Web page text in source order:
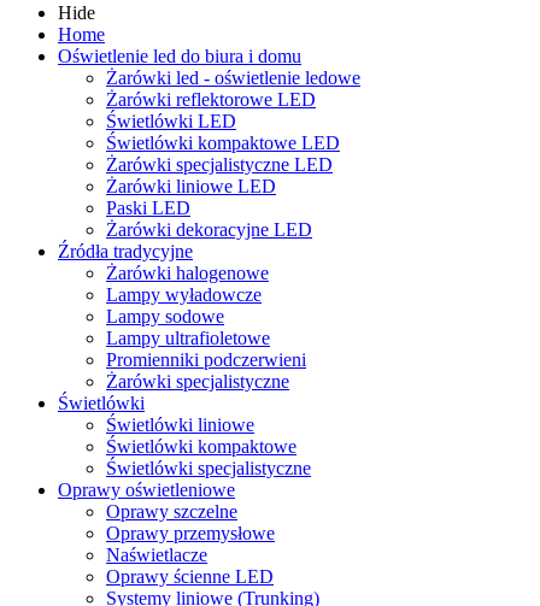
Hide
Home
Oświetlenie led do biura i domu
Żarówki led - oświetlenie ledowe
Żarówki reflektorowe LED
Świetlówki LED
Świetlówki kompaktowe LED
Żarówki specjalistyczne LED
Żarówki liniowe LED
Paski LED
Żarówki dekoracyjne LED
Źródła tradycyjne
Żarówki halogenowe
Lampy wyładowcze
Lampy sodowe
Lampy ultrafioletowe
Promienniki podczerwieni
Żarówki specjalistyczne
Świetlówki
Świetlówki liniowe
Świetlówki kompaktowe
Świetlówki specjalistyczne
Oprawy oświetleniowe
Oprawy szczelne
Oprawy przemysłowe
Naświetlacze
Oprawy ścienne LED
Systemy liniowe (Trunking)